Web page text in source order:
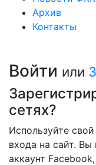
Архив
Контакты
Войти или
сетях?
Используйте
входа на сайт.
аккаунт